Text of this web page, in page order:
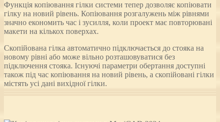
Функція копіювання гілки системи тепер дозволяє копіювати
гілку на новий рівень. Копіювання розгалужень між рівнями
значно економить час і зусилля, коли проект має повторювані
макети на кількох поверхах.
Скопійована гілка автоматично підключається до стояка на
новому рівні або може вільно розташовуватися без
підключення стояка. Існуючі параметри обертання доступні
також під час копіювання на новий рівень, а скопійовані гілки
містять усі дані вихідної гілки.